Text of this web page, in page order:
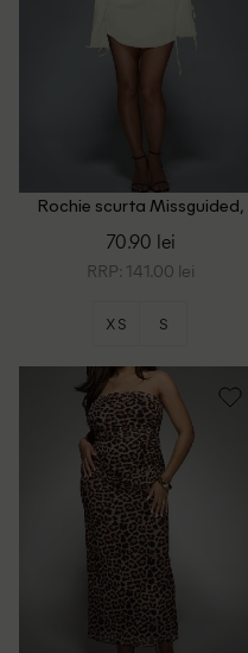
Rochie scurta Missguided,
70.90 lei
RRP: 141.00 lei
XS S